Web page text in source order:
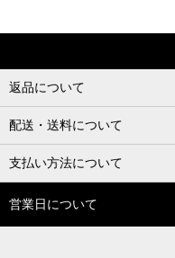
返品について
配送・送料について
支払い方法について
営業日について